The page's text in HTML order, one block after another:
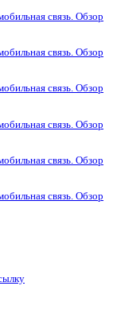
связь. Обзор
связь. Обзор
связь. Обзор
связь. Обзор
связь. Обзор
связь. Обзор